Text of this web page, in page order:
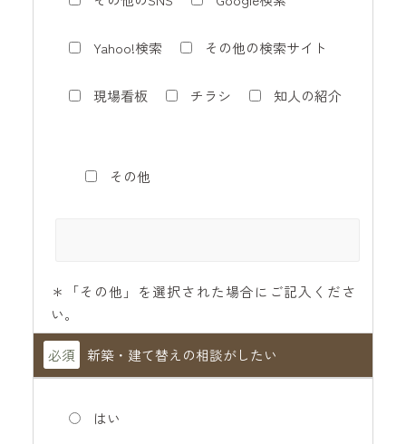
Yahoo!検索 その他の検索サイト
現場看板 チラシ 知人の紹介
その他
＊「その他」を選択された場合にご記入くださ
い。
必須 新築・建て替えの相談がしたい
はい